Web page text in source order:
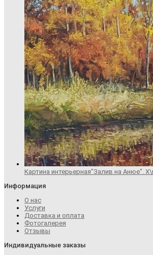
Картина интерьерная"Залив на Анюе".
Информация
О нас
Услуги
Доставка и оплата
Фотогалерея
Отзывы
Индивидуальные заказы